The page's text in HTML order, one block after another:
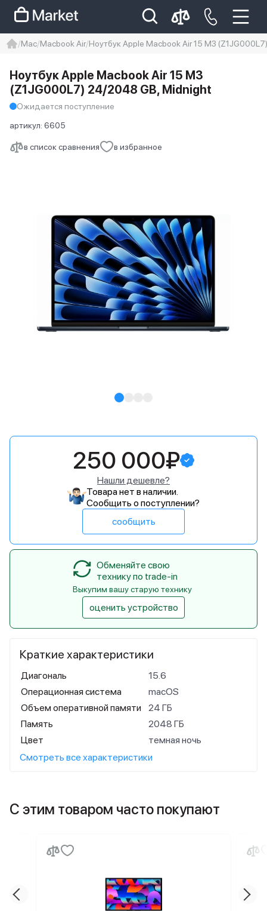
Iphone 14 pro max
айфон 14
Mac Macbook Air Ноутбук Apple Macbook Air 15 M3
в список сравнения в избранное
Ноутбук Apple Macbook Air 15 M3
(Z1JG000L7) 24/2048 GB, Midnight
Ожидается поступление
артикул: 6605
Краткие характеристики
Диагональ
15.6
Операционная система
macOS
Объем оперативной памяти
24 ГБ
Память
2048 ГБ
Цвет
темная ночь
Смотреть все характеристики
250 000₽
Нашли дешевле?
Товара нет в наличии.
Сообщить о поступлении?
сообщить
Обменяйте свою
технику по trade-in
Выкупим вашу старую технику
оценить устройство
С этим товаром часто покупают